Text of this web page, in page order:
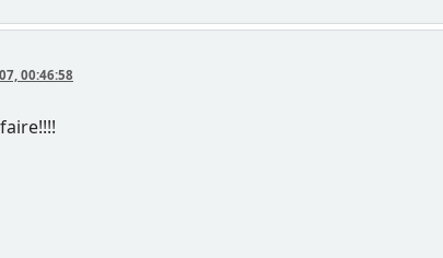
00:46:58